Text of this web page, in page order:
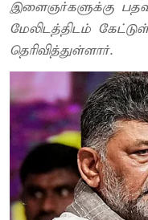
இளைஞர்களுக்கு
மேலிடத்திடம்
தெரிவித்துள்ளார்.